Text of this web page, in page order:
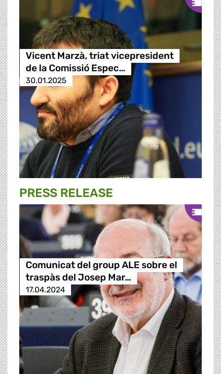
Vicent Marzà, triat vicepresident
de la Comissió Espec…
30.01.2025
PRESS RELEASE
Comunicat del group ALE sobre el
traspàs del Josep Mar…
17.04.2024